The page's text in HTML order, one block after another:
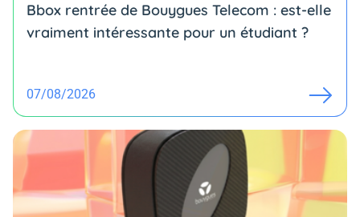
Bbox rentrée de Bouygues Telecom : est-elle
vraiment intéressante pour un étudiant ?
07/08/2026